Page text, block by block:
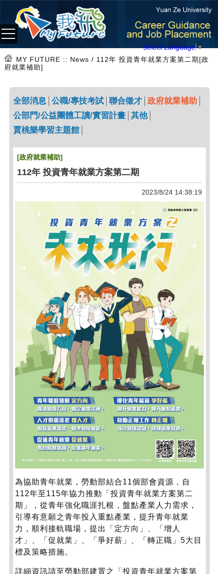
Select Language▼
MY FUTURE :: News / 112年 投資青年就業方案第二期[政
府就業補助]
全部消息 公職/專技考試 聯合徵才 政府就業補助
公部門/公益團體工讀/實習計畫 其他
賈桃樂學習主題館
[政府就業補助]
112年 投資青年就業方案第二期
2023/8/24 14:38:19
為協助青年就業，勞動部結合11個部會資源，自
112年至115年協力推動「投資青年就業方案第二
期」，從青年強化職涯扎根，盤點產業人力需求，
引導有意願之青年投入重點產業，提升青年就業
力，順利接軌職場，提出「定方向」、「增人
才」、「促就業」、「爭好薪」、「轉正職」5大目
標及策略措施。
詳細資訊請至勞動部建置之「投資青年就業方案第